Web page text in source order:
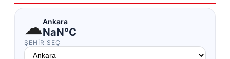
☁Ankara
NaN°C
ŞEHIR SEÇ